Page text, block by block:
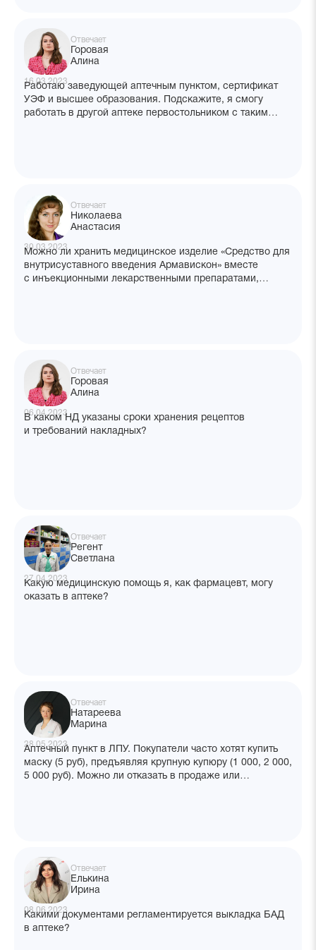
Отвечает
Горовая
Алина
16.03.2023
Работаю заведующей аптечным пунктом, сертификат
УЭФ и высшее образования. Подскажите, я смогу
работать в другой аптеке первостольником с таким
Отвечает
Николаева
Анастасия
30.03.2023
Можно ли хранить медицинское изделие «Средство для
внутрисуставного введения Армавискон» вместе
с инъекционными лекарственными препаратами,
Отвечает
Горовая
Алина
06.04.2023
В каком НД указаны сроки хранения рецептов
и требований накладных?
Отвечает
Регент
Светлана
27.04.2023
Какую медицинскую помощь я, как фармацевт, могу
оказать в аптеке?
Отвечает
Натареева
Марина
28.05.2023
Аптечный пункт в ЛПУ. Покупатели часто хотят купить
маску (5 руб), предъявляя крупную купюру (1 000, 2 000,
5 000 руб). Можно ли отказать в продаже или
Отвечает
Елькина
Ирина
08.06.2023
Какими документами регламентируется выкладка БАД
в аптеке?